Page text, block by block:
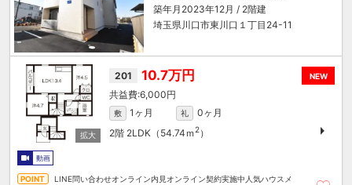
築年月2023年12月 / 2階建
埼玉県川口市東川口１丁目24-11
NEW
201 10.7万円
6,000円
敷 1ヶ月 礼
0ヶ月
2階 2LDK（54.74ｍ2）
動画
LINE問い合わせオンライン内見オンライン契約実施中人気ハウスメ